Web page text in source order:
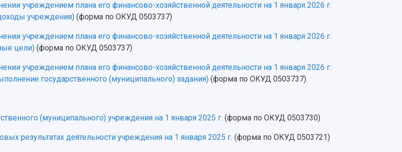
учреждением плана его финансово-хозяйственной деятельности на 1 января 2026 г.
учреждения) (форма по ОКУД 0503737)
учреждением плана его финансово-хозяйственной деятельности на 1 января 2026 г.
цели) (форма по ОКУД 0503737)
учреждением плана его финансово-хозяйственной деятельности на 1 января 2026 г.
государственного (муниципального) задания) (форма по ОКУД 0503737)
(муниципального) учреждения на 1 января 2025 г. (форма по ОКУД 0503730)
результатах деятельности учреждения на 1 января 2025 г. (форма по ОКУД 0503721)